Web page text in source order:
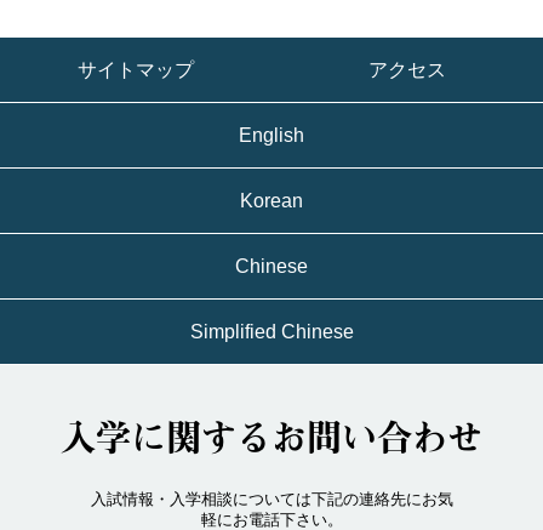
サイトマップ アクセス
English
Korean
Chinese
Simplified Chinese
入学に関するお問い合わせ
入試情報・入学相談については下記の連絡先にお気
軽にお電話下さい。